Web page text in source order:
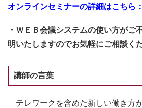
オンラインセミナーの詳細はこちら：
・ＷＥＢ会議システムの使い方がご
明いたしますのでお気軽にご相談く
講師の言葉
テレワークを含めた新しい働き方